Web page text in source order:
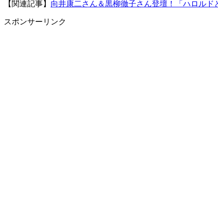
【関連記事】 向井康⼆さん＆黒柳徹子さん登壇！「ハロルド
スポンサーリンク